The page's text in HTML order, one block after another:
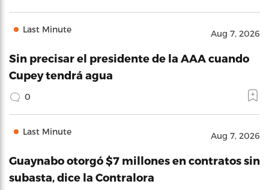
Last Minute Aug 7, 2026
Sin precisar el presidente de la AAA cuando
Cupey tendrá agua
0
Last Minute Aug 7, 2026
Guaynabo otorgó $7 millones en contratos sin
subasta, dice la Contralora